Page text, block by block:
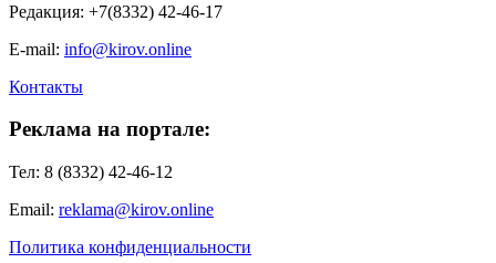
Редакция: +7(8332) 42-46-17
E-mail: info@kirov.online
Контакты
Реклама на портале:
Тел: 8 (8332) 42-46-12
Email: reklama@kirov.online
Политика конфиденциальности